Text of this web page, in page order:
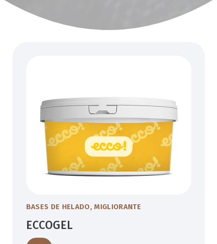
BASES DE HELADO,MIGLIORANTE
ECCOGEL